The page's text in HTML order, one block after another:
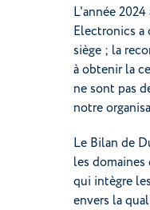
L'année
Electronics a
siège ; la
à obtenir la
ne sont pas
notre
Le Bilan de
les
qui intègre
envers la